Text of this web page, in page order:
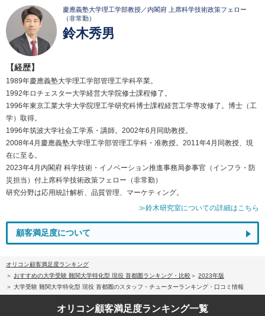
慶應義塾大学理工学部教授／内閣府 上席科学技術政策フェロー
（非常勤）
鈴木秀男
【経歴】
1989年慶應義塾大学理工学部管理工学科卒業。
1992年ロチェスター大学経営大学院修士課程修了。
1996年東京工業大学大学院理工学研究科博士課程経営工学専攻修了。博士（工
学）取得。
1996年筑波大学社会工学系・講師。2002年6月同助教授。
2008年4月慶應義塾大学理工学部管理工学科・准教授。2011年4月同教授、現
在に至る。
2023年4月内閣府 科学技術・イノベーション推進事務局参事官（インフラ・防
災担当）付上席科学技術政策フェロー（非常勤）
研究分野は応用統計解析、品質管理、マーケティング。
≫鈴木研究室についての詳細はこちら
顧客満足度について
オリコン顧客満足度ランキング
おすすめの大学受験 難関大学特化型 現役 首都圏ランキング・比較
2023年版
大学受験 難関大学特化型 現役 首都圏のスタッフ・チューターランキング・口コミ情報
オリコン顧客満足度ランキング一覧